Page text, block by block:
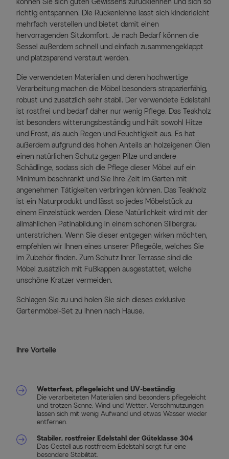
können Sie sich guten Gewissens zurücklehnen und sich so
richtig entspannen. Die Rückenlehne lässt sich kinderleicht
mehrfach verstellen und bietet damit einen
hervorragenden Sitzkomfort. Je nach Bedarf können die
Sessel außerdem schnell und einfach zusammengeklappt
und platzsparend verstaut werden.
Die verwendeten Materialien und deren hochwertige
Verarbeitung machen die Möbel besonders strapazierfähig,
robust und zusätzlich sehr stabil. Der verwendete Edelstahl
ist rostfrei und bedarf daher nur wenig Pflege. Das Teakholz
ist besonders witterungsbeständig und hält sowohl Hitze
und Frost, als auch Regen und Feuchtigkeit aus. Es hat
außerdem aufgrund des hohen Anteils an holzeigenen Ölen
einen natürlichen Schutz gegen Pilze und andere
Schädlinge, sodass sich die Pflege dieser Möbel auf ein
Minimum beschränkt und Sie Ihre Zeit im Garten mit
angenehmen Tätigkeiten verbringen können. Das Teakholz
ist ein Naturprodukt und lässt so jedes Möbelstück zu
einem Einzelstück werden. Diese Natürlichkeit wird mit der
allmählichen Patinabildung in einem schönen Silbergrau
unterstrichen. Wenn Sie dieser entgegen wirken möchten,
empfehlen wir Ihnen eines unserer Pflegeöle, welches Sie
im Zubehör finden. Zum Schutz Ihrer Terrasse sind die
Möbel zusätzlich mit Fußkappen ausgestattet, welche
unschöne Kratzer vermeiden.
Schlagen Sie zu und holen Sie sich dieses exklusive
Gartenmöbel-Set zu Ihnen nach Hause.
Ihre Vorteile
Wetterfest, pflegeleicht und UV-beständig
Die verarbeiteten Materialien sind besonders pflegeleicht
und trotzen Sonne, Wind und Wetter. Verschmutzungen
lassen sich mit wenig Aufwand und etwas Wasser wieder
entfernen.
Stabiler, rostfreier Edelstahl der Güteklasse 304
Das Gestell aus rostfreiem Edelstahl sorgt für eine
besondere Stabilität.